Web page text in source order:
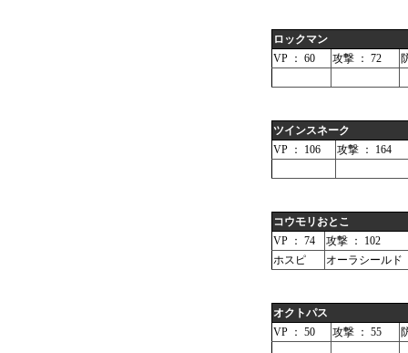
ロックマン
VP ： 60
攻撃 ： 72
ツインスネーク
VP ： 106
攻撃 ： 164
コウモリおとこ
VP ： 74
攻撃 ： 102
ホスピ
オーラシールド
オクトパス
VP ： 50
攻撃 ： 55